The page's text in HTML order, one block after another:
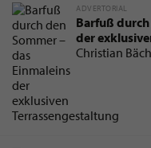
ADVERTORIAL
Barfuß
der
Christian